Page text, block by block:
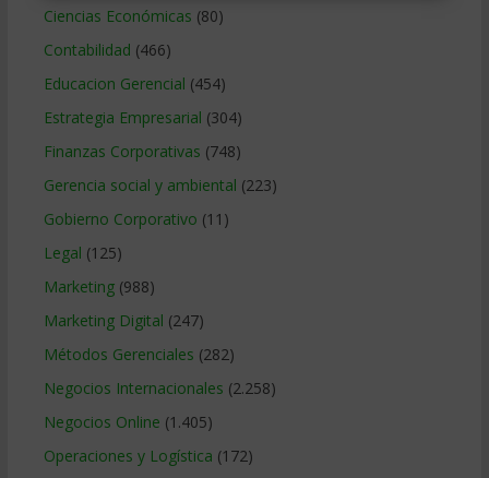
Ciencias Económicas (80)
Contabilidad (466)
Educacion Gerencial (454)
Estrategia Empresarial (304)
Finanzas Corporativas (748)
Gerencia social y ambiental (223)
Gobierno Corporativo (11)
Legal (125)
Marketing(988)
Marketing Digital (247)
Métodos Gerenciales (282)
Negocios Internacionales (2.258)
Negocios Online (1.405)
Operaciones y Logística (172)